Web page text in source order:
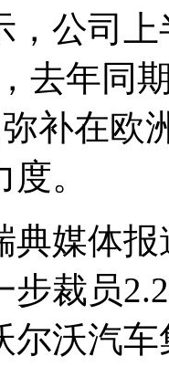
，公司
去年同
补在欧
。
典媒体
步裁员
尔沃汽